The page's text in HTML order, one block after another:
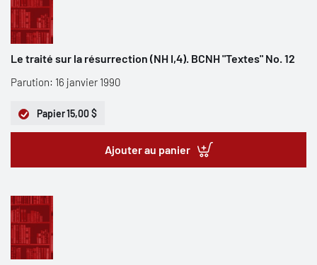
Le traité sur la résurrection (NH I,4). BCNH "Textes" No. 12
Parution: 16 janvier 1990
Papier15,00 $
Ajouter au panier